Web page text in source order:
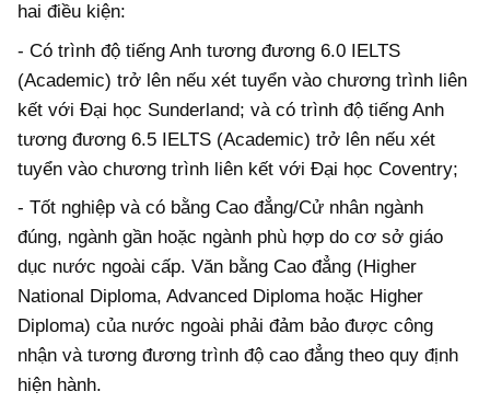
hai điều kiện:
- Có trình độ tiếng Anh tương đương 6.0 IELTS
(Academic) trở lên nếu xét tuyển vào chương trình liên
kết với Đại học Sunderland; và có trình độ tiếng Anh
tương đương 6.5 IELTS (Academic) trở lên nếu xét
tuyển vào chương trình liên kết với Đại học Coventry;
- Tốt nghiệp và có bằng Cao đẳng/Cử nhân ngành
đúng, ngành gần hoặc ngành phù hợp do cơ sở giáo
dục nước ngoài cấp. Văn bằng Cao đẳng (Higher
National Diploma, Advanced Diploma hoặc Higher
Diploma) của nước ngoài phải đảm bảo được công
nhận và tương đương trình độ cao đẳng theo quy định
hiện hành.